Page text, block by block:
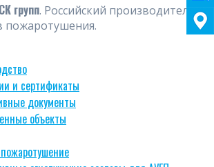
групп. Российский производитель
пожаротушения.
и сертификаты
документы
объекты
пожаротушение